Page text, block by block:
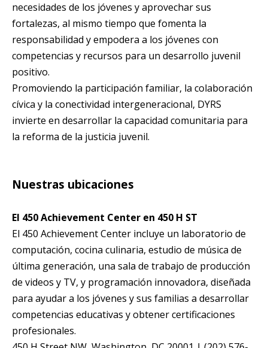
necesidades de los jóvenes y aprovechar sus
fortalezas, al mismo tiempo que fomenta la
responsabilidad y empodera a los jóvenes con
competencias y recursos para un desarrollo juvenil
positivo.
Promoviendo la participación familiar, la colaboración
cívica y la conectividad intergeneracional, DYRS
invierte en desarrollar la capacidad comunitaria para
la reforma de la justicia juvenil.
Nuestras ubicaciones
El 450 Achievement Center en 450 H ST
El 450 Achievement Center incluye un laboratorio de
computación, cocina culinaria, estudio de música de
última generación, una sala de trabajo de producción
de videos y TV, y programación innovadora, diseñada
para ayudar a los jóvenes y sus familias a desarrollar
competencias educativas y obtener certificaciones
profesionales.